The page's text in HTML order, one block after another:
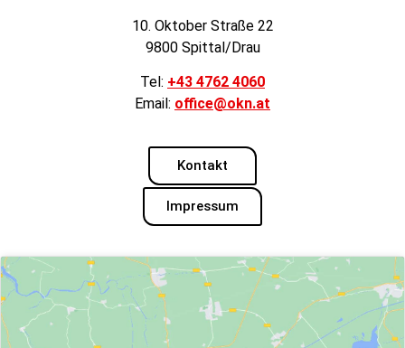
10. Oktober Straße 22
9800 Spittal/Drau
Tel: +43 4762 4060
Email: office@okn.at
Kontakt
Impressum